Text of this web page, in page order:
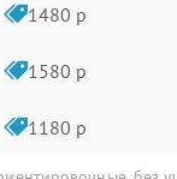
1480 р
1580 р
1180 р